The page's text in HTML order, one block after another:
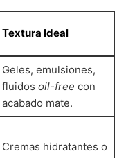
Textura Ideal
Geles, emulsiones,
fluidos oil-free con
acabado mate.
Cremas hidratantes o